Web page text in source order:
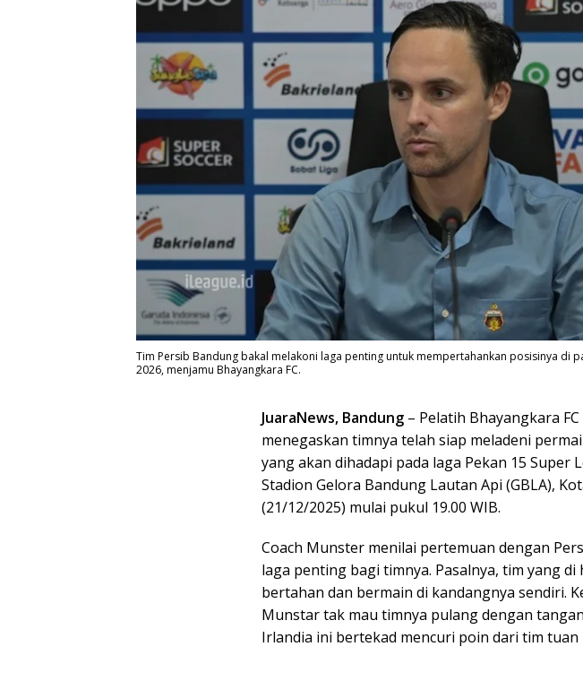
Tim Persib Bandung bakal melakoni laga penting untuk mempertahankan posisinya di
2026, menjamu Bhayangkara FC.
JuaraNews, Bandung – Pelatih Bhayangkara
menegaskan timnya telah siap meladeni
yang akan dihadapi pada laga Pekan 15 Super
Stadion Gelora Bandung Lautan Api (GBLA),
(21/12/2025) mulai pukul 19.00 WIB.
Coach Munster menilai pertemuan dengan
laga penting bagi timnya. Pasalnya, tim yang di
bertahan dan bermain di kandangnya sendiri.
Munstar tak mau timnya pulang dengan
Irlandia ini bertekad mencuri poin dari tim tuan